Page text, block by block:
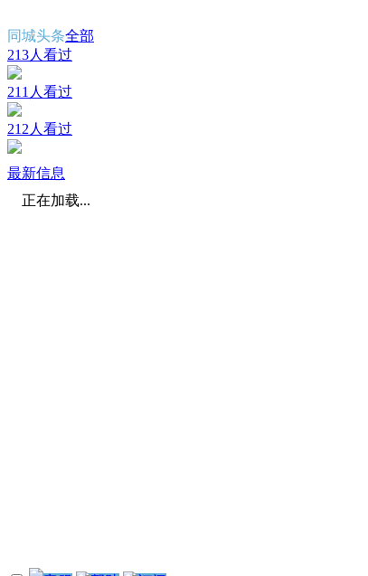
同城头条全部
213人看过
211人看过
212人看过
最新信息
正在加载...